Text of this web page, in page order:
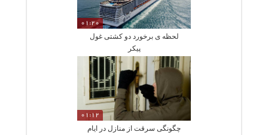
01:20
لحظه ی برخورد دو کشتی غول
پیکر
01:12
چگونگی سرقت از منازل در ایام